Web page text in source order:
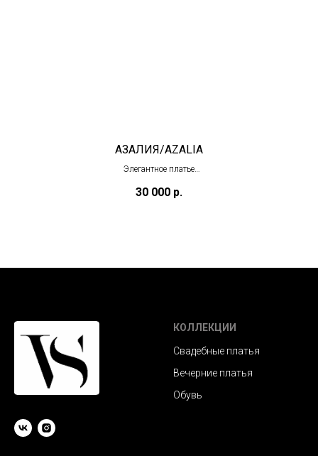
АЗАЛИЯ/AZALIA
Элегантное платье
30 000 р.
КОЛЛЕКЦИИ
Свадебные платья
Вечерние платья
Обувь